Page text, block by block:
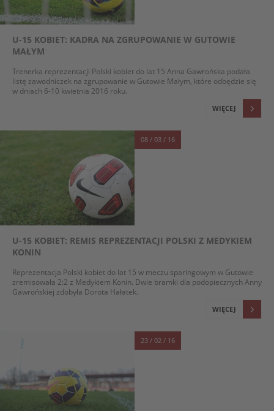
U-15 KOBIET: KADRA NA ZGRUPOWANIE W GUTOWIE
MAŁYM
Trenerka reprezentacji Polski kobiet do lat 15 Anna Gawrońska podała
listę zawodniczek na zgrupowanie w Gutowie Małym, które odbędzie się
w dniach 6-10 kwietnia 2016 roku.
WIĘCEJ
08 / 03 / 16
U-15 KOBIET: REMIS REPREZENTACJI POLSKI Z MEDYKIEM
KONIN
Reprezentacja Polski kobiet do lat 15 w meczu sparingowym w Gutowie
zremisowała 2:2 z Medykiem Konin. Dwie bramki dla podopiecznych Anny
Gawrońskiej zdobyła Dorota Hałatek.
WIĘCEJ
23 / 02 / 16